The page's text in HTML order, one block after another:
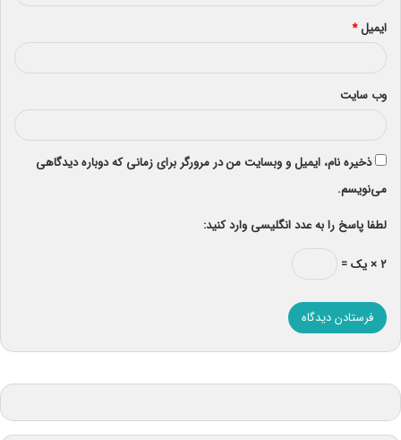
ایمیل*
وب‌ سایت
ذخیره نام، ایمیل و وبسایت من در مرورگر برای زمانی که دوباره دیدگاهی
می‌نویسم.
لطفا پاسخ را به عدد انگلیسی وارد کنید:
۲ × یک =